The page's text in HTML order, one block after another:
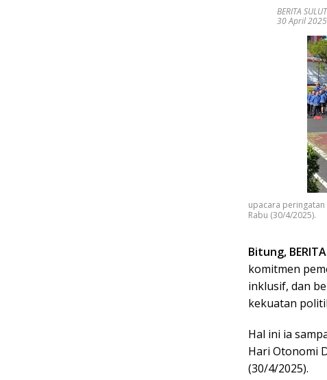
BERITA SULUT
30 April 2025
upacara
Rabu (30/4/2025).
Bitung,
komitmen
inklusif, dan
kekuatan
Hal ini ia
Hari Otonomi
(30/4/2025).